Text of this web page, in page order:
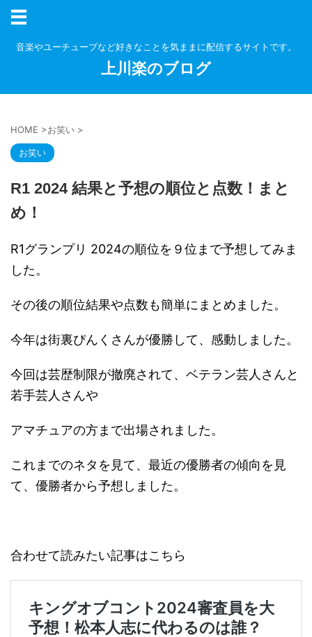
音楽やユーチューブなど好きなことを気ままに配信するサイトです。
上川楽のブログ
HOME >お笑い >
お笑い
R1 2024 結果と予想の順位と点数！まと
め！
R1グランプリ 2024の順位を９位まで予想してみま
した。
その後の順位結果や点数も簡単にまとめました。
今年は街裏ぴんくさんが優勝して、感動しました。
今回は芸歴制限が撤廃されて、ベテラン芸人さんと
若手芸人さんや
アマチュアの方まで出場されました。
これまでのネタを見て、最近の優勝者の傾向を見
て、優勝者から予想しました。
合わせて読みたい記事はこちら